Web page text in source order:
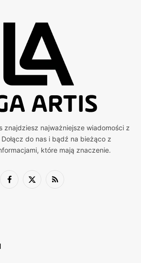
znajdziesz najważniejsze wiadomości z
do nas i bądź na bieżąco z
które mają znaczenie.
Facebook
X
RSS